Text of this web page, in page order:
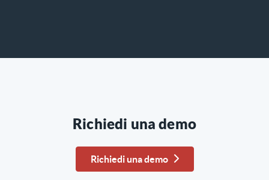
Richiedi una demo
Richiedi una demo